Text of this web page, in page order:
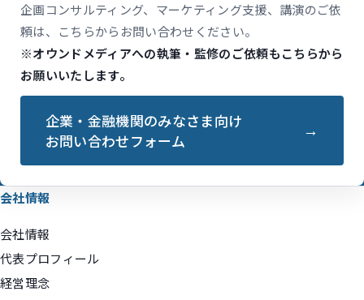
企画コンサルティング、マーケティング支援、講演のご依
頼は、こちらからお問い合わせください。
※オウンドメディアへの執筆・監修のご依頼もこちらから
お願いいたします。
企業・金融機関のみなさま向け
お問い合わせフォーム
会社情報
会社情報
代表プロフィール
経営理念